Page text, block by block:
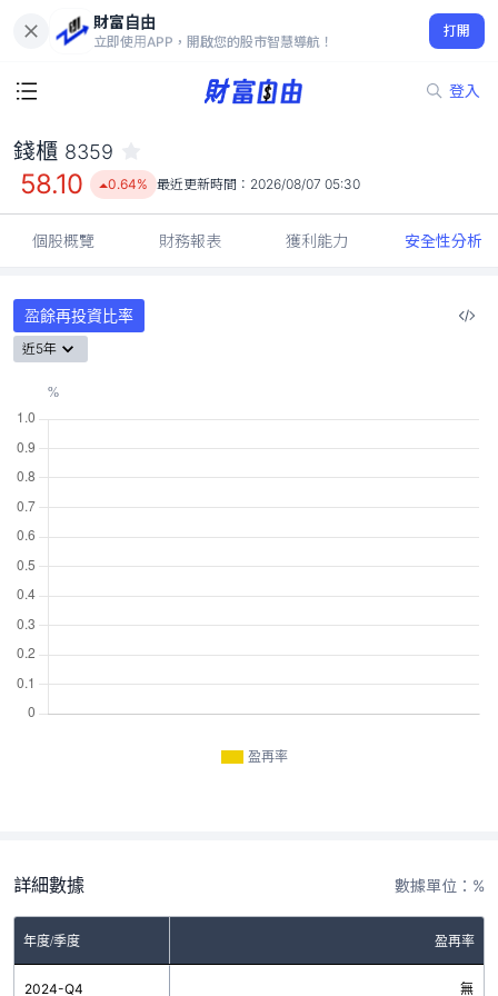
財富自由
立即使用APP，開啟您的股市智慧導航！
打開
登入
58.10
0.64%
錢櫃 8359
58.10 0.64% 最近更新時間： 2026/08/07 05:30
個股概覽 財務報表 獲利能力 安全性分析
盈餘再投資比率
近5年
盈再率
詳細數據 數據單位：%
年度/季度 盈再率
2024-Q4 無